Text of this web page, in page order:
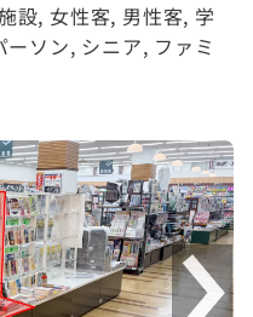
設, 女性客, 男性客, 学
ーソン, シニア, ファミ